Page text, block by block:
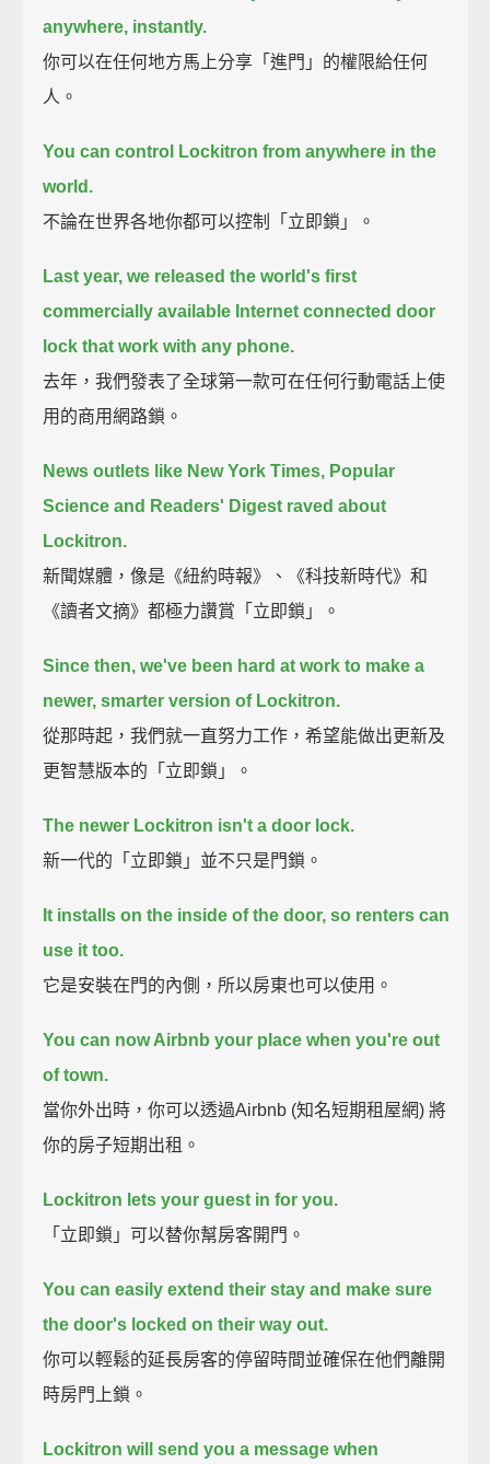
anywhere, instantly.
你可以在任何地方馬上分享「進門」的權限給任何
人。
You can control Lockitron from anywhere in the
world.
不論在世界各地你都可以控制「立即鎖」。
Last year, we released the world's first
commercially available Internet connected door
lock that work with any phone.
去年，我們發表了全球第一款可在任何行動電話上使
用的商用網路鎖。
News outlets like New York Times, Popular
Science and Readers' Digest raved about
Lockitron.
新聞媒體，像是《紐約時報》、《科技新時代》和
《讀者文摘》都極力讚賞「立即鎖」。
Since then, we've been hard at work to make a
newer, smarter version of Lockitron.
從那時起，我們就一直努力工作，希望能做出更新及
更智慧版本的「立即鎖」。
The newer Lockitron isn't a door lock.
新一代的「立即鎖」並不只是門鎖。
It installs on the inside of the door, so renters can
use it too.
它是安裝在門的內側，所以房東也可以使用。
You can now Airbnb your place when you're out
of town.
當你外出時，你可以透過Airbnb (知名短期租屋網) 將
你的房子短期出租。
Lockitron lets your guest in for you.
「立即鎖」可以替你幫房客開門。
You can easily extend their stay and make sure
the door's locked on their way out.
你可以輕鬆的延長房客的停留時間並確保在他們離開
時房門上鎖。
Lockitron will send you a message when